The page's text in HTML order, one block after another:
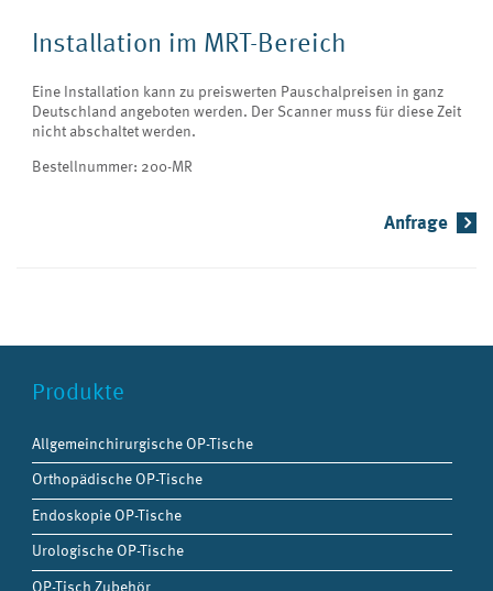
Installation im MRT-Bereich
Eine Installation kann zu preiswerten Pauschalpreisen in ganz
Deutschland angeboten werden. Der Scanner muss für diese Zeit
nicht abschaltet werden.
Bestellnummer: 200-MR
Anfrage
Produkte
Allgemeinchirurgische OP-Tische
Orthopädische OP-Tische
Endoskopie OP-Tische
Urologische OP-Tische
OP-Tisch Zubehör